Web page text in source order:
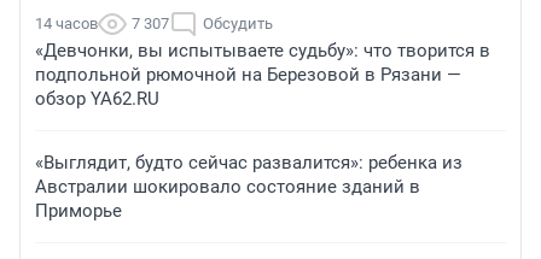
14 часов 7 307 Обсудить
«Девчонки, вы испытываете судьбу»: что творится в
подпольной рюмочной на Березовой в Рязани —
обзор YA62.RU
«Выглядит, будто сейчас развалится»: ребенка из
Австралии шокировало состояние зданий в
Приморье